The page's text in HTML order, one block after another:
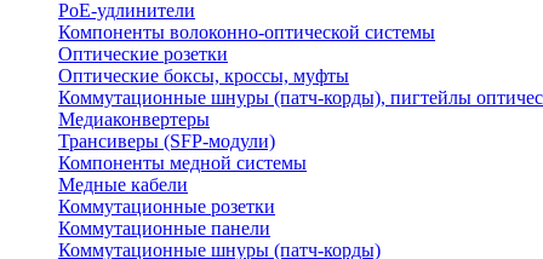
PoE-удлинители
Компоненты волоконно-оптической системы
Оптические розетки
Оптические боксы, кроссы, муфты
Коммутационные шнуры (патч-корды), пигтейлы
Медиаконвертеры
Трансиверы (SFP-модули)
Компоненты медной системы
Медные кабели
Коммутационные розетки
Коммутационные панели
Коммутационные шнуры (патч-корды)